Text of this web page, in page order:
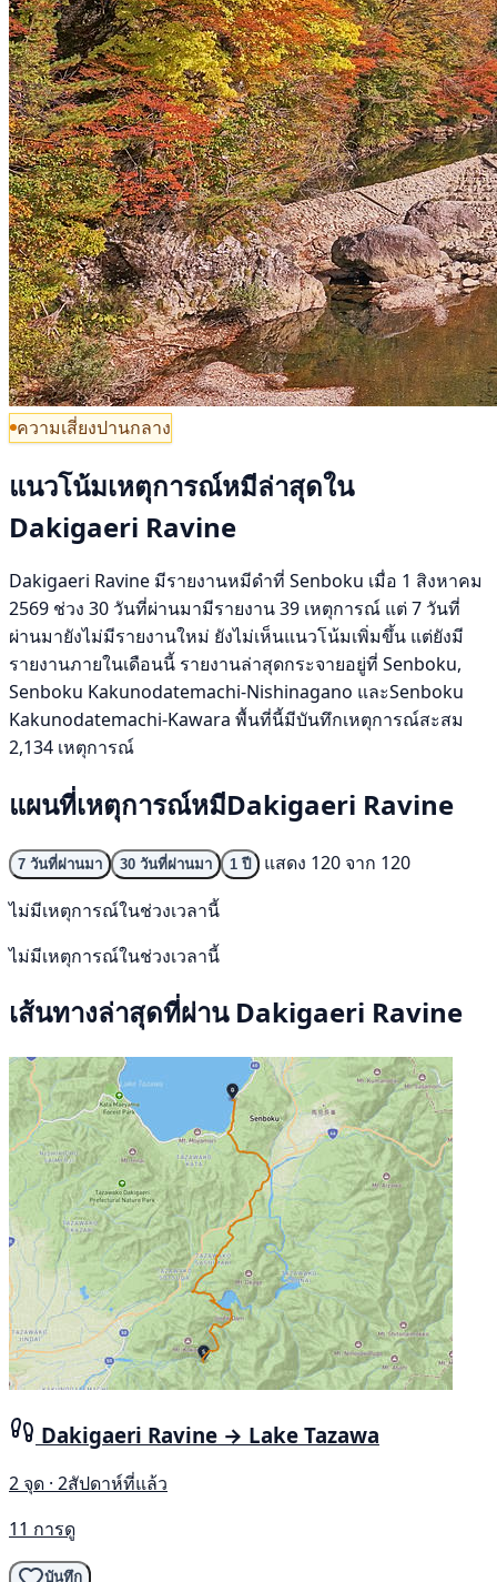
ความเสี่ยงปานกลาง
แนวโน้มเหตุการณ์หมีล่าสุดใน
Dakigaeri Ravine
Dakigaeri Ravine มีรายงานหมีดำที่ Senboku เมื่อ 1 สิงหาคม
2569 ช่วง 30 วันที่ผ่านมามีรายงาน 39 เหตุการณ์ แต่ 7 วันที่
ผ่านมายังไม่มีรายงานใหม่ ยังไม่เห็นแนวโน้มเพิ่มขึ้น แต่ยังมี
รายงานภายในเดือนนี้ รายงานล่าสุดกระจายอยู่ที่ Senboku,
Senboku Kakunodatemachi-Nishinagano และSenboku
Kakunodatemachi-Kawara พื้นที่นี้มีบันทึกเหตุการณ์สะสม
2,134 เหตุการณ์
แผนที่เหตุการณ์หมีDakigaeri Ravine
7 วันที่ผ่านมา 30 วันที่ผ่านมา 1 ปี
แสดง 120 จาก 120
ไม่มีเหตุการณ์ในช่วงเวลานี้
ไม่มีเหตุการณ์ในช่วงเวลานี้
เส้นทางล่าสุดที่ผ่าน Dakigaeri Ravine
Dakigaeri Ravine → Lake Tazawa
2 จุด · 2สัปดาห์ที่แล้ว
11 การดู
บันทึก